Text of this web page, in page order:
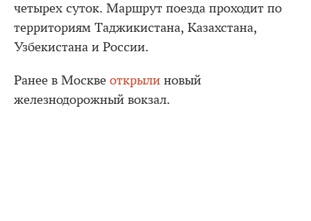
четырех суток. Маршрут поезда проходит по
территориям Таджикистана, Казахстана,
Узбекистана и России.
Ранее в Москве открыли новый
железнодорожный вокзал.